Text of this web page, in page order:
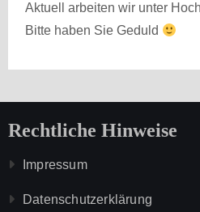
Aktuell arbeiten wir unter
Bitte haben Sie Geduld
Rechtliche Hinweise
Impressum
Datenschutzerklärung